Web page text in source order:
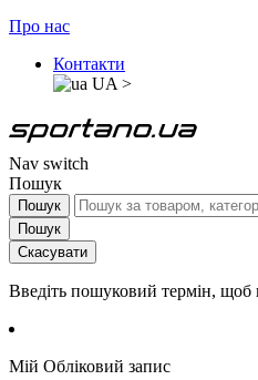
Про нас
Контакти
UA >
Nav switch
Пошук
Пошук
Пошук
Скасувати
Введіть пошуковий термін, щоб
Мій Обліковий запис